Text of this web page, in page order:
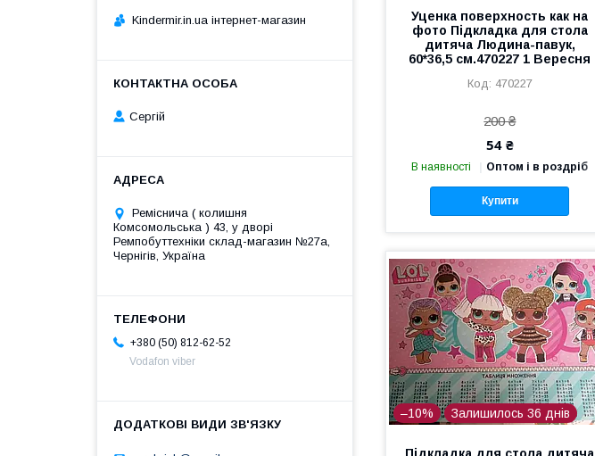
Уценка поверхность как на
фото Підкладка для стола
дитяча Людина-павук,
60*36,5 см.470227 1 Вересня
470227
200 ₴
54 ₴
В наявності Оптом і в роздріб
Купити
–10% Залишилось 36 днів
Підкладка для стола дитяча
Kindermir.in.ua інтернет-магазин
Сергій
Реміснича ( колишня
Комсомольська ) 43, у дворі
Ремпобуттехніки склад-магазин №27a,
Чернігів, Україна
+380 (50) 812-62-52
Vodafon viber